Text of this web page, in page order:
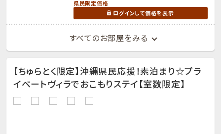
県民限定価格
ログインして価格を表示
すべてのお部屋をみる
【ちゅらとく限定】沖縄県民応援！素泊まり☆プラ
イベートヴィラでおこもりステイ【室数限定】